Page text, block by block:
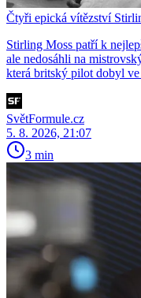
Čtyři epická vítězství
Stirling Moss patří k
ale nedosáhli na
která britský pilot dobyl ve
SvětFormule.cz
5. 8. 2026, 21:07
3 min